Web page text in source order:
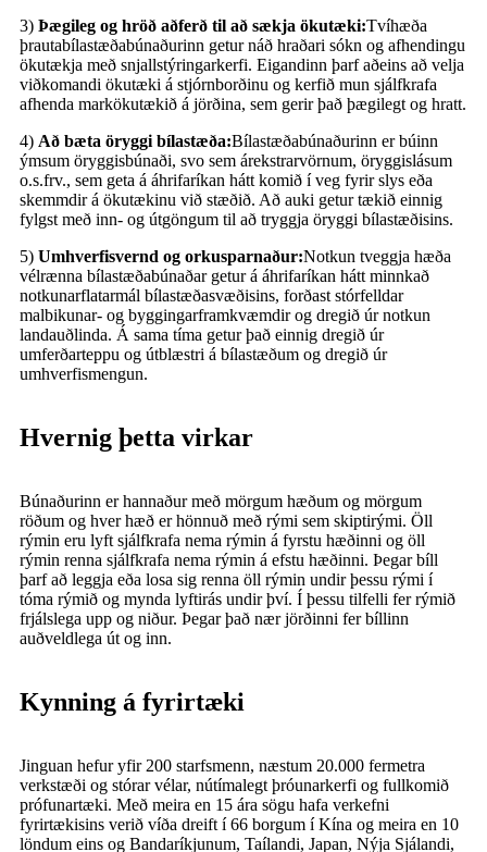
3) Þægileg og hröð aðferð til að sækja ökutæki:Tvíhæða
þrautabílastæðabúnaðurinn getur náð hraðari sókn og afhendingu
ökutækja með snjallstýringarkerfi. Eigandinn þarf aðeins að velja
viðkomandi ökutæki á stjórnborðinu og kerfið mun sjálfkrafa
afhenda markökutækið á jörðina, sem gerir það þægilegt og hratt.
4) Að bæta öryggi bílastæða:Bílastæðabúnaðurinn er búinn
ýmsum öryggisbúnaði, svo sem árekstrarvörnum, öryggislásum
o.s.frv., sem geta á áhrifaríkan hátt komið í veg fyrir slys eða
skemmdir á ökutækinu við stæðið. Að auki getur tækið einnig
fylgst með inn- og útgöngum til að tryggja öryggi bílastæðisins.
5) Umhverfisvernd og orkusparnaður:Notkun tveggja hæða
vélrænna bílastæðabúnaðar getur á áhrifaríkan hátt minnkað
notkunarflatarmál bílastæðasvæðisins, forðast stórfelldar
malbikunar- og byggingarframkvæmdir og dregið úr notkun
landauðlinda. Á sama tíma getur það einnig dregið úr
umferðarteppu og útblæstri á bílastæðum og dregið úr
umhverfismengun.
Hvernig þetta virkar
Búnaðurinn er hannaður með mörgum hæðum og mörgum
röðum og hver hæð er hönnuð með rými sem skiptirými. Öll
rýmin eru lyft sjálfkrafa nema rýmin á fyrstu hæðinni og öll
rýmin renna sjálfkrafa nema rýmin á efstu hæðinni. Þegar bíll
þarf að leggja eða losa sig renna öll rýmin undir þessu rými í
tóma rýmið og mynda lyftirás undir því. Í þessu tilfelli fer rýmið
frjálslega upp og niður. Þegar það nær jörðinni fer bíllinn
auðveldlega út og inn.
Kynning á fyrirtæki
Jinguan hefur yfir 200 starfsmenn, næstum 20.000 fermetra
verkstæði og stórar vélar, nútímalegt þróunarkerfi og fullkomið
prófunartæki. Með meira en 15 ára sögu hafa verkefni
fyrirtækisins verið víða dreift í 66 borgum í Kína og meira en 10
löndum eins og Bandaríkjunum, Taílandi, Japan, Nýja Sjálandi,